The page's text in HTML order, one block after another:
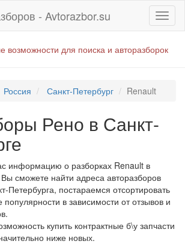
- Avtorazbor.su
возможности для поиска и авторазборок
Россия Санкт-Петербург Renault
Рено в Санкт-
информацию о разборках Renault в
сможете найти адреса авторазборов
Петербурга, постараемся отсортировать
популярности в зависимости от отзывов и
купить контрактные б\у запчасти
ниже новых.